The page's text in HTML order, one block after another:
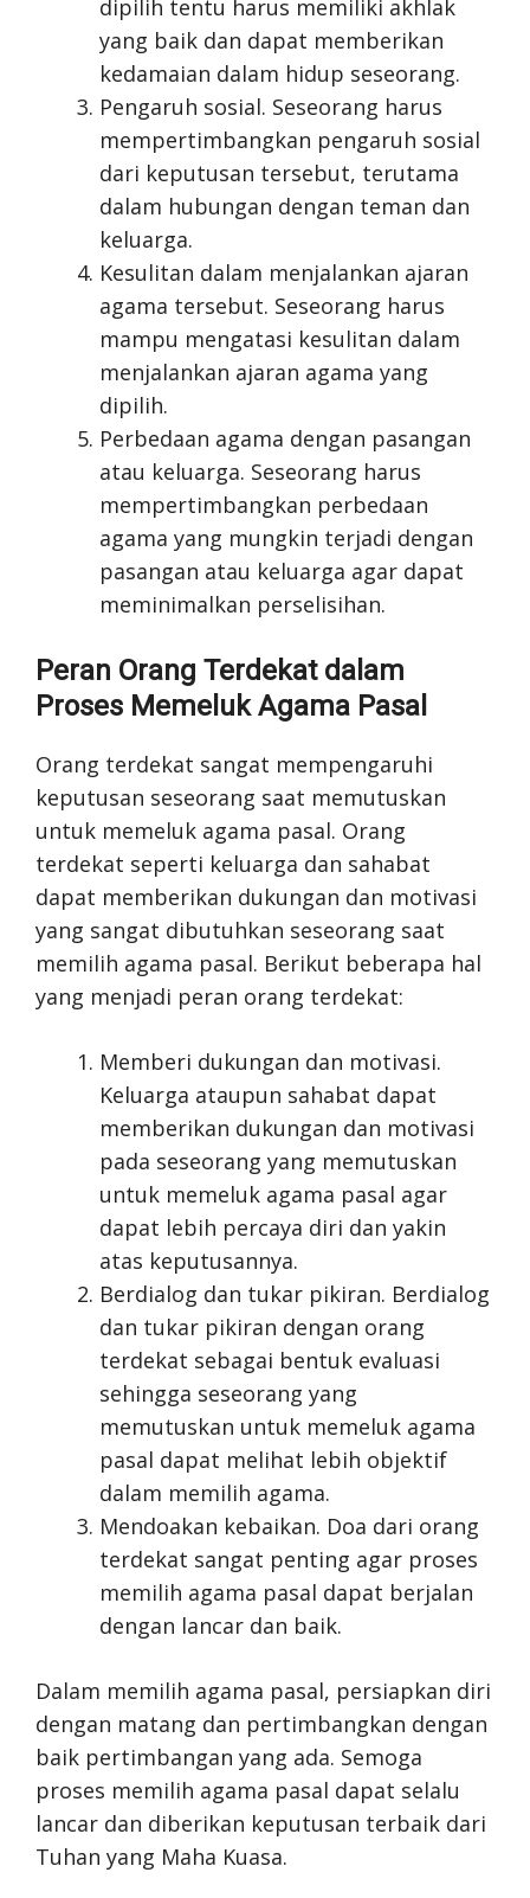
dipilih tentu harus memiliki akhlak
yang baik dan dapat memberikan
kedamaian dalam hidup seseorang.
Pengaruh sosial. Seseorang harus
mempertimbangkan pengaruh sosial
dari keputusan tersebut, terutama
dalam hubungan dengan teman dan
keluarga.
Kesulitan dalam menjalankan ajaran
agama tersebut. Seseorang harus
mampu mengatasi kesulitan dalam
menjalankan ajaran agama yang
dipilih.
Perbedaan agama dengan pasangan
atau keluarga. Seseorang harus
mempertimbangkan perbedaan
agama yang mungkin terjadi dengan
pasangan atau keluarga agar dapat
meminimalkan perselisihan.
Peran Orang Terdekat dalam
Proses Memeluk Agama Pasal
Orang terdekat sangat mempengaruhi
keputusan seseorang saat memutuskan
untuk memeluk agama pasal. Orang
terdekat seperti keluarga dan sahabat
dapat memberikan dukungan dan motivasi
yang sangat dibutuhkan seseorang saat
memilih agama pasal. Berikut beberapa hal
yang menjadi peran orang terdekat:
Memberi dukungan dan motivasi.
Keluarga ataupun sahabat dapat
memberikan dukungan dan motivasi
pada seseorang yang memutuskan
untuk memeluk agama pasal agar
dapat lebih percaya diri dan yakin
atas keputusannya.
Berdialog dan tukar pikiran. Berdialog
dan tukar pikiran dengan orang
terdekat sebagai bentuk evaluasi
sehingga seseorang yang
memutuskan untuk memeluk agama
pasal dapat melihat lebih objektif
dalam memilih agama.
Mendoakan kebaikan. Doa dari orang
terdekat sangat penting agar proses
memilih agama pasal dapat berjalan
dengan lancar dan baik.
Dalam memilih agama pasal, persiapkan diri
dengan matang dan pertimbangkan dengan
baik pertimbangan yang ada. Semoga
proses memilih agama pasal dapat selalu
lancar dan diberikan keputusan terbaik dari
Tuhan yang Maha Kuasa.